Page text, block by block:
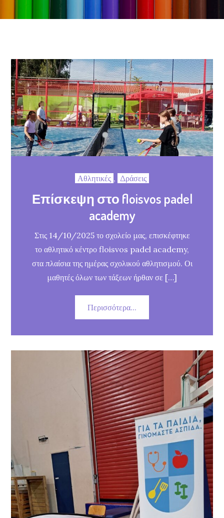
Αθλητικές , Δράσεις
Επίσκεψη στο floisvos padel
academy
Στις 14/10/2025 το σχολείο μας, επισκέφτηκε
το αθλητικό κέντρο floisvos padel academy,
στα πλαίσια της ημέρας σχολικού αθλητισμού. Οι
μαθητές όλων των τάξεων ήρθαν σε […]
Περισσότερα...